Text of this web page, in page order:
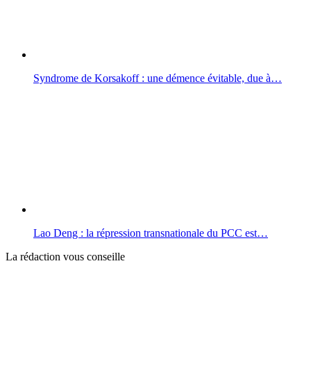
Syndrome de Korsakoff : une démence évitable, due à…
Lao Deng : la répression transnationale du PCC est…
La rédaction vous conseille